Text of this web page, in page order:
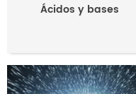
Ácidos y bases